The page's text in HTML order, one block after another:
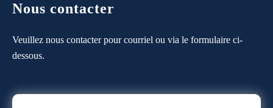
Nous contacter
Veuillez nous contacter pour courriel ou via le formulaire ci-
dessous.